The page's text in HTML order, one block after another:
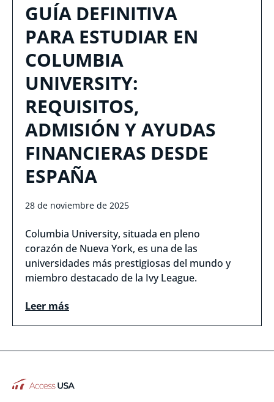
GUÍA DEFINITIVA
PARA ESTUDIAR EN
COLUMBIA
UNIVERSITY:
REQUISITOS,
ADMISIÓN Y AYUDAS
FINANCIERAS DESDE
ESPAÑA
28 de noviembre de 2025
Columbia University, situada en pleno
corazón de Nueva York, es una de las
universidades más prestigiosas del mundo y
miembro destacado de la Ivy League.
Leer más